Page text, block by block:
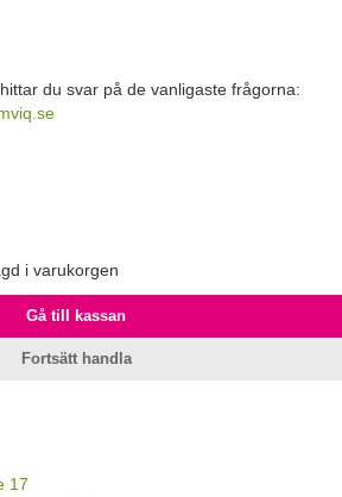
du svar på de vanligaste frågorna:
i varukorgen
Gå till kassan
Fortsätt handla
17